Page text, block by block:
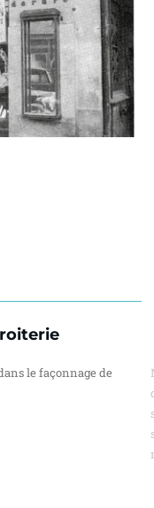
le façonnage de